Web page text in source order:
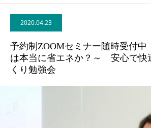
2020.04.23
予約制ZOOMセミナー随時受付
は本当に省エネか？～ 安心で快
くり勉強会
NEWS
BLOG
CONTACT